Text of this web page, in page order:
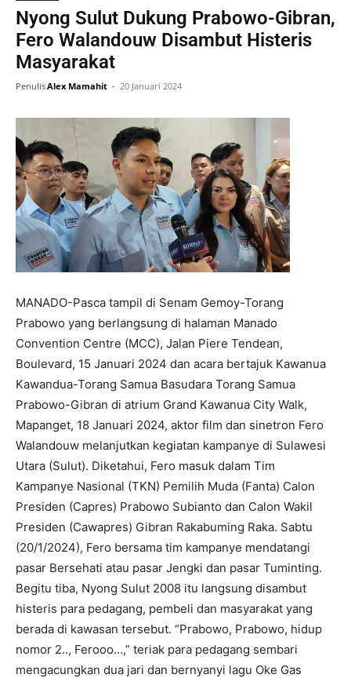
Nyong Sulut Dukung Prabowo-Gibran,
Fero Walandouw Disambut Histeris
Masyarakat
PenulisAlex Mamahit - 20 Januari 2024
MANADO-Pasca tampil di Senam Gemoy-Torang
Prabowo yang berlangsung di halaman Manado
Convention Centre (MCC), Jalan Piere Tendean,
Boulevard, 15 Januari 2024 dan acara bertajuk Kawanua
Kawandua-Torang Samua Basudara Torang Samua
Prabowo-Gibran di atrium Grand Kawanua City Walk,
Mapanget, 18 Januari 2024, aktor film dan sinetron Fero
Walandouw melanjutkan kegiatan kampanye di Sulawesi
Utara (Sulut). Diketahui, Fero masuk dalam Tim
Kampanye Nasional (TKN) Pemilih Muda (Fanta) Calon
Presiden (Capres) Prabowo Subianto dan Calon Wakil
Presiden (Cawapres) Gibran Rakabuming Raka. Sabtu
(20/1/2024), Fero bersama tim kampanye mendatangi
pasar Bersehati atau pasar Jengki dan pasar Tuminting.
Begitu tiba, Nyong Sulut 2008 itu langsung disambut
histeris para pedagang, pembeli dan masyarakat yang
berada di kawasan tersebut. “Prabowo, Prabowo, hidup
nomor 2.., Ferooo…,” teriak para pedagang sembari
mengacungkan dua jari dan bernyanyi lagu Oke Gas